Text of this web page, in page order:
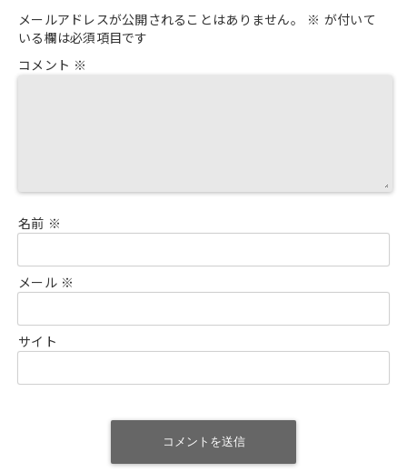
メールアドレスが公開されることはありません。 ※ が付いて
いる欄は必須項目です
コメント ※
名前 ※
メール ※
サイト